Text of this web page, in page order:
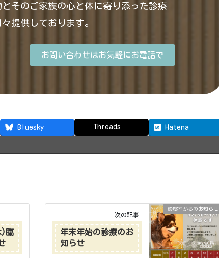
とそのご家族の心と体に寄り添った診療
提供しております。
お問い合わせはお気軽にお電話で
Bluesky Threads Hatena
)臨
診察室からのお知らせ
次の記事
年末年始の診療のお
知らせ